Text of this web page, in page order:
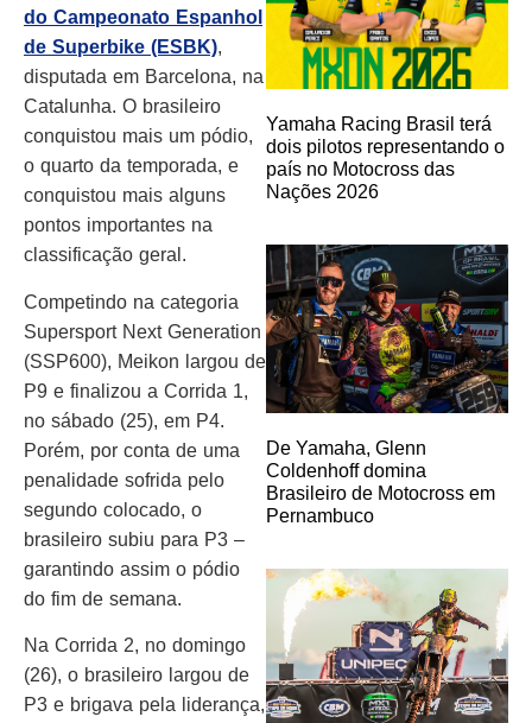
do Campeonato Espanhol
de Superbike (ESBK),
disputada em Barcelona, na
Catalunha. O brasileiro
conquistou mais um pódio,
o quarto da temporada, e
conquistou mais alguns
pontos importantes na
classificação geral.
Competindo na categoria
Supersport Next Generation
(SSP600), Meikon largou de
P9 e finalizou a Corrida 1,
no sábado (25), em P4.
Porém, por conta de uma
penalidade sofrida pelo
segundo colocado, o
brasileiro subiu para P3 –
garantindo assim o pódio
do fim de semana.
Na Corrida 2, no domingo
(26), o brasileiro largou de
P3 e brigava pela liderança,
Yamaha Racing Brasil terá
dois pilotos representando o
país no Motocross das
Nações 2026
De Yamaha, Glenn
Coldenhoff domina
Brasileiro de Motocross em
Pernambuco